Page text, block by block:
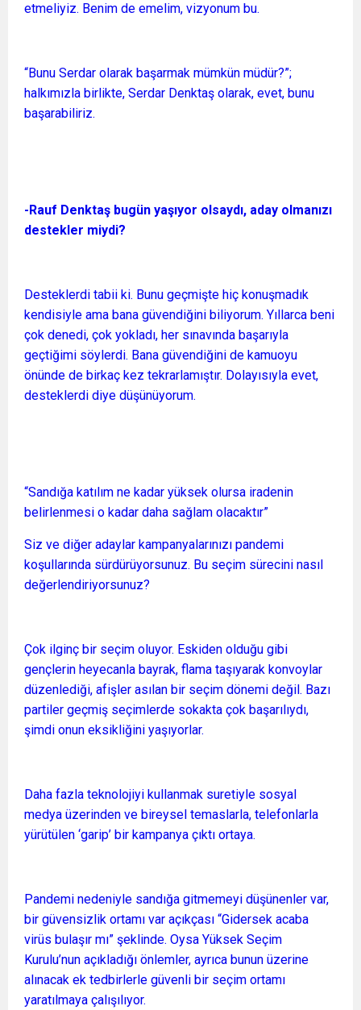
etmeliyiz. Benim de emelim, vizyonum bu.
“Bunu Serdar olarak başarmak mümkün müdür?”;
halkımızla birlikte, Serdar Denktaş olarak, evet, bunu
başarabiliriz.
-Rauf Denktaş bugün yaşıyor olsaydı, aday olmanızı
destekler miydi?
Desteklerdi tabii ki. Bunu geçmişte hiç konuşmadık
kendisiyle ama bana güvendiğini biliyorum. Yıllarca beni
çok denedi, çok yokladı, her sınavında başarıyla
geçtiğimi söylerdi. Bana güvendiğini de kamuoyu
önünde de birkaç kez tekrarlamıştır. Dolayısıyla evet,
desteklerdi diye düşünüyorum.
“Sandığa katılım ne kadar yüksek olursa iradenin
belirlenmesi o kadar daha sağlam olacaktır”
Siz ve diğer adaylar kampanyalarınızı pandemi
koşullarında sürdürüyorsunuz. Bu seçim sürecini nasıl
değerlendiriyorsunuz?
Çok ilginç bir seçim oluyor. Eskiden olduğu gibi
gençlerin heyecanla bayrak, flama taşıyarak konvoylar
düzenlediği, afişler asılan bir seçim dönemi değil. Bazı
partiler geçmiş seçimlerde sokakta çok başarılıydı,
şimdi onun eksikliğini yaşıyorlar.
Daha fazla teknolojiyi kullanmak suretiyle sosyal
medya üzerinden ve bireysel temaslarla, telefonlarla
yürütülen ‘garip’ bir kampanya çıktı ortaya.
Pandemi nedeniyle sandığa gitmemeyi düşünenler var,
bir güvensizlik ortamı var açıkçası “Gidersek acaba
virüs bulaşır mı” şeklinde. Oysa Yüksek Seçim
Kurulu’nun açıkladığı önlemler, ayrıca bunun üzerine
alınacak ek tedbirlerle güvenli bir seçim ortamı
yaratılmaya çalışılıyor.